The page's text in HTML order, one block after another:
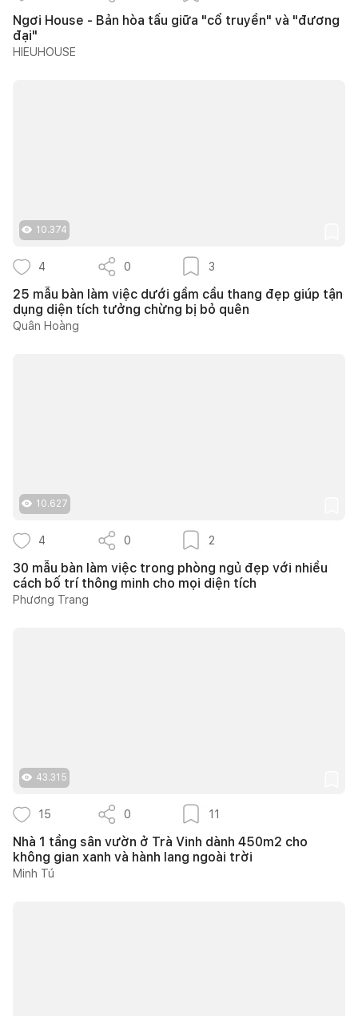
Ngơi House - Bản hòa tấu giữa "cổ truyền" và "đương
đại"
HIEUHOUSE
10.374
4 0 3
25 mẫu bàn làm việc dưới gầm cầu thang đẹp giúp tận
dụng diện tích tưởng chừng bị bỏ quên
Quân Hoàng
10.627
4 0 2
30 mẫu bàn làm việc trong phòng ngủ đẹp với nhiều
cách bố trí thông minh cho mọi diện tích
Phương Trang
43.315
15 0 11
Nhà 1 tầng sân vườn ở Trà Vinh dành 450m2 cho
không gian xanh và hành lang ngoài trời
Minh Tú